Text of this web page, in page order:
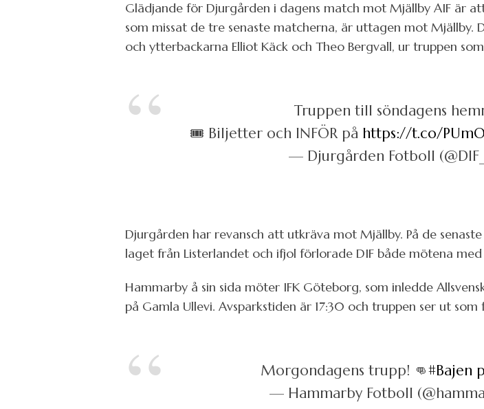
Glädjande för Djurgården i dagens match mot Mjällby AIF är
som missat de tre senaste matcherna, är uttagen mot Mjällby.
och ytterbackarna Elliot Käck och Theo Bergvall, ur truppen
Truppen till söndagens
🎟️ Biljetter och INFÖR på https://t.co/
— Djurgården Fotboll
Djurgården har revansch att utkräva mot Mjällby. På de
laget från Listerlandet och ifjol förlorade DIF både mötena med
Hammarby å sin sida möter IFK Göteborg, som inledde
på Gamla Ullevi. Avsparkstiden är 17:30 och truppen ser ut som
Morgondagens trupp! 👊#Bajen
— Hammarby Fotboll